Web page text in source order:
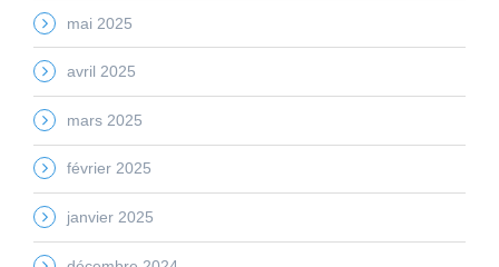
mai 2025
avril 2025
mars 2025
février 2025
janvier 2025